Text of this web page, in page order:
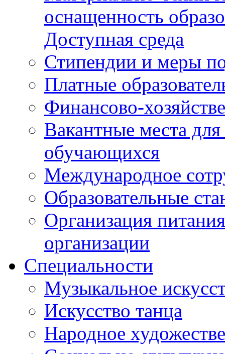
оснащенность
Доступная среда
Стипендии и меры
Платные
Финансово-
Вакантные места
обучающихся
Международное
Образовательные
Организация
организации
Специальности
Музыкальное
Искусство танца
Народное